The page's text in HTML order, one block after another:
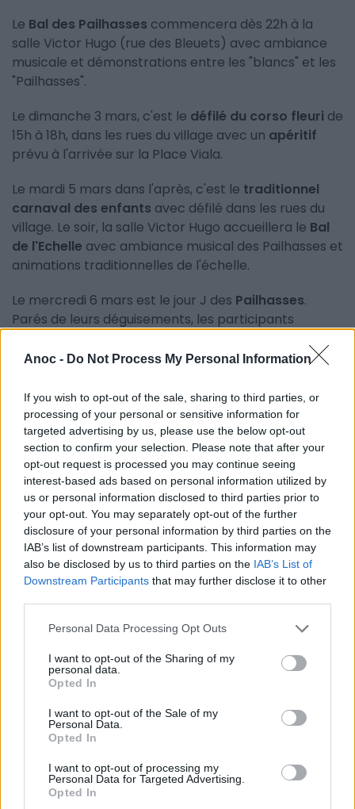
Anoc - Do Not Process My Personal Information
If you wish to opt-out of the sale, sharing to third parties, or
processing of your personal or sensitive information for
targeted advertising by us, please use the below opt-out
section to confirm your selection. Please note that after your
opt-out request is processed you may continue seeing
interest-based ads based on personal information utilized by
us or personal information disclosed to third parties prior to
your opt-out. You may separately opt-out of the further
disclosure of your personal information by third parties on the
IAB’s list of downstream participants. This information may
also be disclosed by us to third parties on the IAB’s List of
Downstream Participants that may further disclose it to other
Personal Data Processing Opt Outs
I want to opt-out of the Sharing of my
personal data.
Opted In
I want to opt-out of the Sale of my
Personal Data.
Opted In
I want to opt-out of processing my
Personal Data for Targeted Advertising.
Opted In
Le Bal des Pailhasses commencera dès 22h à la
salle Victor Hugo (rue des Bleuets) avec ambiance
musicale et démonstrations entre les "blancs" et les
"Pailhasses".
Le dimanche 3 mars, c'est le défilé du corso fleuri de
15h à 18h, dans les rues du village avec un apéritif
prévu à l'arrivée sur la Place Viala.
Le mardi 5 mars dans l'après, c'est le traditionnel
carnaval des enfants avec défilé dans les rues du
village. Le soir, la salle Victor Hugo accueillera le Bal
de l'Echelle avec ambiance musical des Pailhasses et
animations traditionnelles de l'échelle.
Le mercredi 6 mars est le jour J des Pailhasses.
Parés de leurs déguisements, les participants
Ensuite, place à latradition où les Pailhasses et les
dans des bacs de lie de vin.
La journée et lafêtese terminent le mercredi vers
21h avec le jugement des Pailhasses et la crémation
des pépettes (mannequins symboliques brûlés en
place publique). Musique et bonne ambiance sont
garanties !
Infos pratiques:
Attention, les organisateurs préviennent que la
ne sont pas autorisés mais vous pouvez assister au
défilé juste avant.
INFORMATIONS PRATIQUES
LIEU